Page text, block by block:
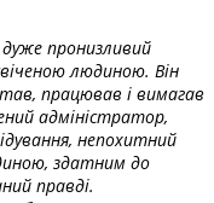
пронизливий
людиною. Він
працював і вимагав
адміністратор,
непохитний
здатним до
правді.